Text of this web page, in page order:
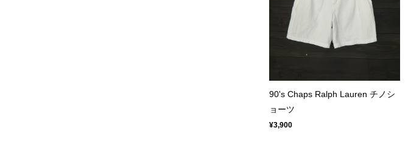
90's Chaps Ralph Lauren チノシ
ョーツ
¥3,900